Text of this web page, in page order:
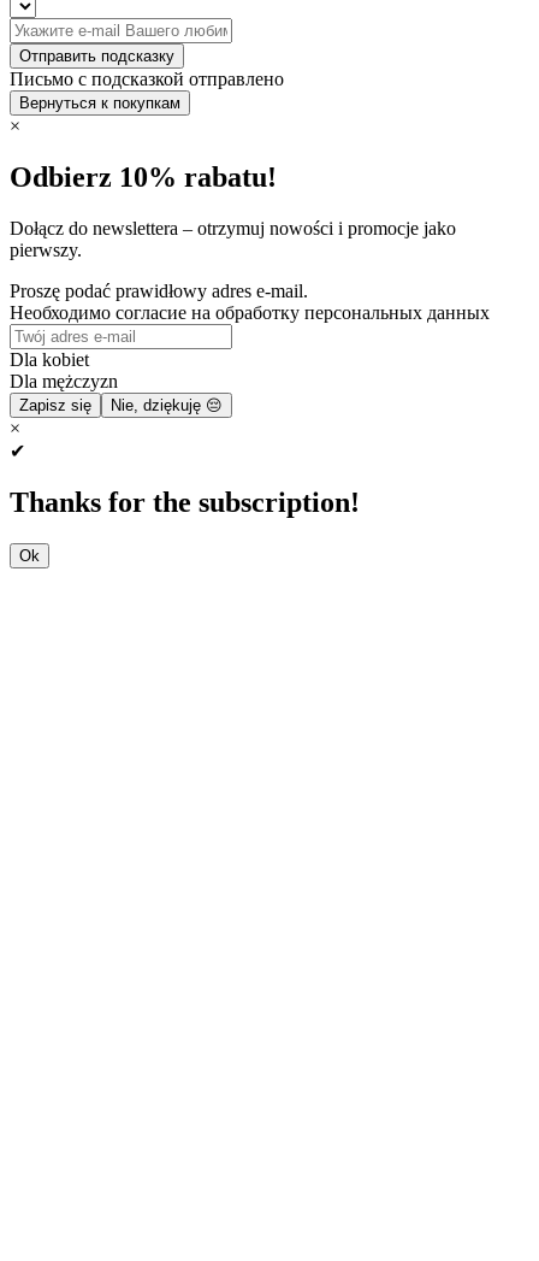
Отправить подсказку
Письмо с подсказкой отправлено
Вернуться к покупкам
×
Odbierz 10% rabatu!
Dołącz do newslettera – otrzymuj nowości i promocje jako
pierwszy.
Proszę podać prawidłowy adres e-mail.
Необходимо согласие на обработку персональных данных
Dla kobiet
Dla mężczyzn
Zapisz się Nie, dziękuję 😔
×
✔
Thanks for the subscription!
Ok